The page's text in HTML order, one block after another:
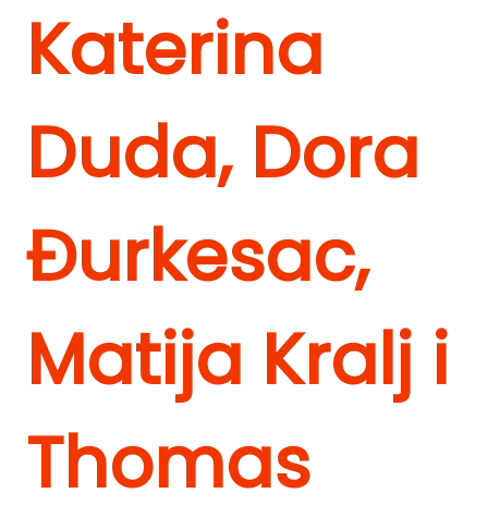
Katerina
Duda, Dora
Đurkesac,
Matija Kralj i
Thomas